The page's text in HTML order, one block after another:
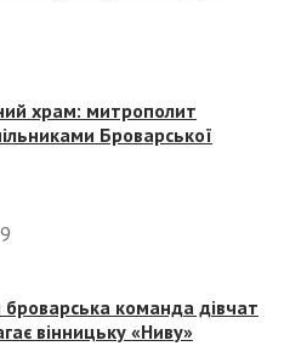
храм: митрополит
Броварської
9
броварська команда дівчат
вінницьку «Ниву»